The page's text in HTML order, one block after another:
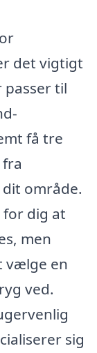
det vigtigt
til
få tre
område.
dig at
men
vælge en
ved.
sig